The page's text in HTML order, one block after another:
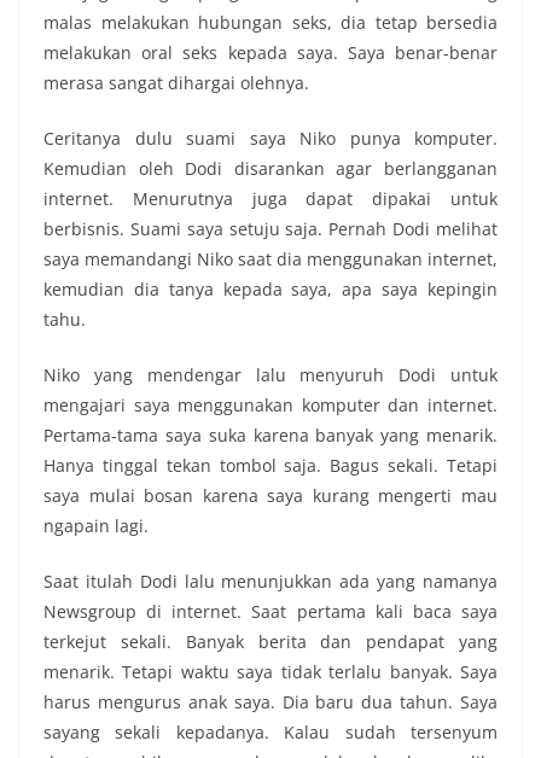
malas melakukan hubungan seks, dia tetap bersedia
melakukan oral seks kepada saya. Saya benar-benar
merasa sangat dihargai olehnya.
Ceritanya dulu suami saya Niko punya komputer.
Kemudian oleh Dodi disarankan agar berlangganan
internet. Menurutnya juga dapat dipakai untuk
berbisnis. Suami saya setuju saja. Pernah Dodi melihat
saya memandangi Niko saat dia menggunakan internet,
kemudian dia tanya kepada saya, apa saya kepingin
tahu.
Niko yang mendengar lalu menyuruh Dodi untuk
mengajari saya menggunakan komputer dan internet.
Pertama-tama saya suka karena banyak yang menarik.
Hanya tinggal tekan tombol saja. Bagus sekali. Tetapi
saya mulai bosan karena saya kurang mengerti mau
ngapain lagi.
Saat itulah Dodi lalu menunjukkan ada yang namanya
Newsgroup di internet. Saat pertama kali baca saya
terkejut sekali. Banyak berita dan pendapat yang
menarik. Tetapi waktu saya tidak terlalu banyak. Saya
harus mengurus anak saya. Dia baru dua tahun. Saya
sayang sekali kepadanya. Kalau sudah tersenyum